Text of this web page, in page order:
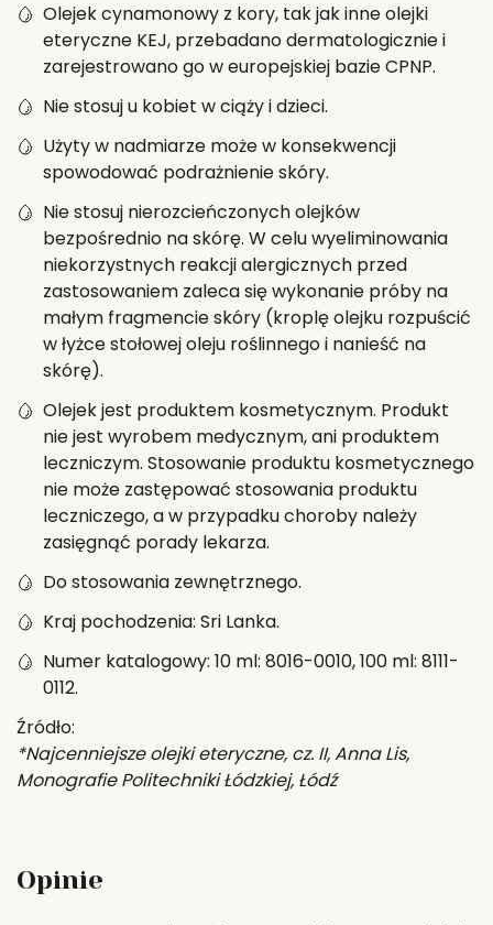
Olejek cynamonowy z kory, tak jak inne olejki
eteryczne KEJ, przebadano dermatologicznie i
zarejestrowano go w europejskiej bazie CPNP.
Nie stosuj u kobiet w ciąży i dzieci.
Użyty w nadmiarze może w konsekwencji
spowodować podrażnienie skóry.
Nie stosuj nierozcieńczonych olejków
bezpośrednio na skórę. W celu wyeliminowania
niekorzystnych reakcji alergicznych przed
zastosowaniem zaleca się wykonanie próby na
małym fragmencie skóry (kroplę olejku rozpuścić
w łyżce stołowej oleju roślinnego i nanieść na
skórę).
Olejek jest produktem kosmetycznym. Produkt
nie jest wyrobem medycznym, ani produktem
leczniczym. Stosowanie produktu kosmetycznego
nie może zastępować stosowania produktu
leczniczego, a w przypadku choroby należy
zasięgnąć porady lekarza.
Do stosowania zewnętrznego.
Kraj pochodzenia: Sri Lanka.
Numer katalogowy: 10 ml: 8016-0010, 100 ml: 8111-
0112.
Źródło:
*Najcenniejsze olejki eteryczne, cz. II, Anna Lis,
Monografie Politechniki Łódzkiej, Łódź
Opinie